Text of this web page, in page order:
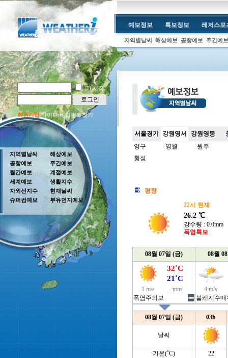
ID 저장
로그인
회원가입아이디/비밀번호찾기
예보정보 특보정보 레저스포
지역별날씨 해상예보 공항예보 주간예보
지역별날씨
공항예보
월간예보
세계예보
자외선지수
슈퍼컴예보
해상예보
주간예보
계절예보
생활지수
현재날씨
부유먼지예보
서울경기 강원영서 강원영동
양구
영월
원주
횡성
평창
22시 현재
26.2 ℃
강수량 : 0.0mm
폭염특보
08월 07일 (금) 08월
32˚C
21˚C
1 m/s
- mm
폭염주의보
4 m/s
불쾌지수
08월 07일 (금) 03h
날씨
기온(˚C)
22